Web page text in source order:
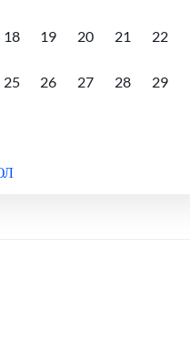
18 19 20 21 22
25 26 27 28 29